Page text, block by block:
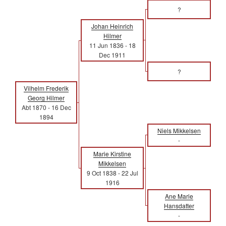
?
Johan Heinrich
Hilmer
11 Jun 1836 - 18
Dec 1911
?
Vilhelm Frederik
Georg Hilmer
Abt 1870 - 16 Dec
1894
Niels Mikkelsen
-
Marie Kirstine
Mikkelsen
9 Oct 1838 -22 Jul
1916
Ane Marie
Hansdatter
-